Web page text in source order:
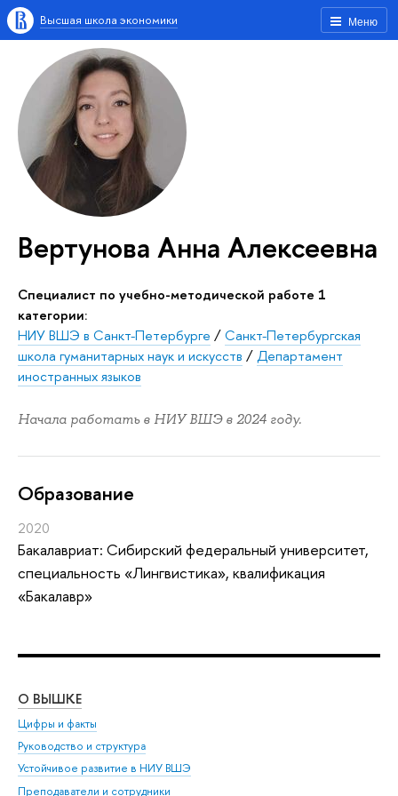
Меню
Высшая школа экономики
Вертунова Анна Алексеевна
Специалист по учебно-методической работе 1
категории:
НИУ ВШЭ в Санкт-Петербурге /Санкт-Петербургская
школа гуманитарных наук и искусств /Департамент
иностранных языков
Начала работать в НИУ ВШЭ в 2024 году.
Oбразование
2020
Бакалавриат: Сибирский федеральный университет,
специальность «Лингвистика», квалификация
«Бакалавр»
О ВЫШКЕ
Цифры и факты
Руководство и структура
Устойчивое развитие в НИУ ВШЭ
Преподаватели и сотрудники